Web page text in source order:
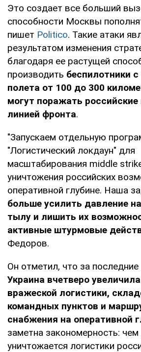
Это создает все больший
способности Москвы
пишет Politico. Такие атаки
результатом изменения
благодаря ее растущей
производить беспилотники
полета от 100 до 300
могут поражать российские
линией фронта.
"Запускаем отдельную
"Логистический локдаун" для
масштабирования middle
уничтожения российских
оперативной глубине. Наша
больше усилить давление
тылу и лишить их
активные штурмовые
Федоров.
Он отметил, что за
Украина вчетверо
вражеской логистики,
командных пунктов и
снабжения на оперативной
заметна закономерность:
уничтожается логистики